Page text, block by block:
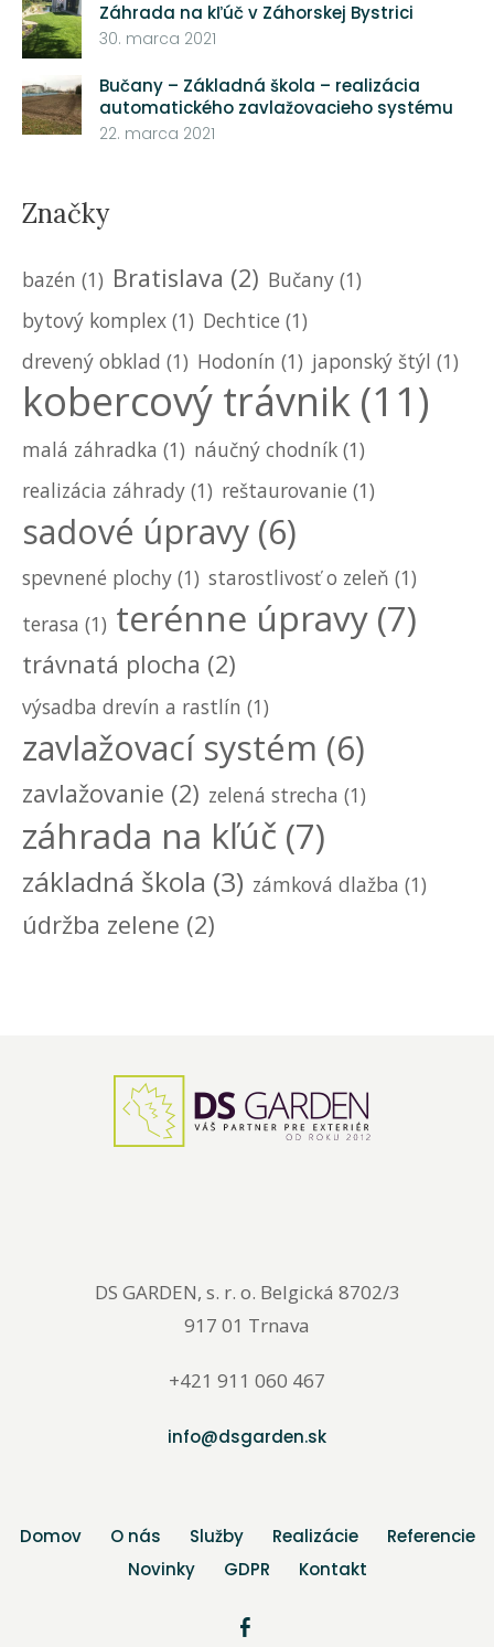
Záhrada na kľúč v Záhorskej Bystrici
30. marca 2021
Bučany – Základná škola – realizácia
automatického zavlažovacieho systému
22. marca 2021
Značky
bazén (1) Bratislava (2) Bučany (1)
bytový komplex (1) Dechtice (1)
drevený obklad (1) Hodonín (1) japonský štýl (1)
kobercový trávnik (11)
malá záhradka (1) náučný chodník (1)
realizácia záhrady (1) reštaurovanie (1)
sadové úpravy (6)
spevnené plochy (1) starostlivosť o zeleň (1)
terasa (1) terénne úpravy (7)
trávnatá plocha (2)
výsadba drevín a rastlín (1)
zavlažovací systém (6)
zavlažovanie (2) zelená strecha (1)
záhrada na kľúč (7)
základná škola (3) zámková dlažba (1)
údržba zelene (2)
DS GARDEN, s. r. o. Belgická 8702/3
917 01 Trnava
+421 911 060 467
info@dsgarden.sk
Domov O nás Služby Realizácie
Referencie
Novinky
GDPR Kontakt